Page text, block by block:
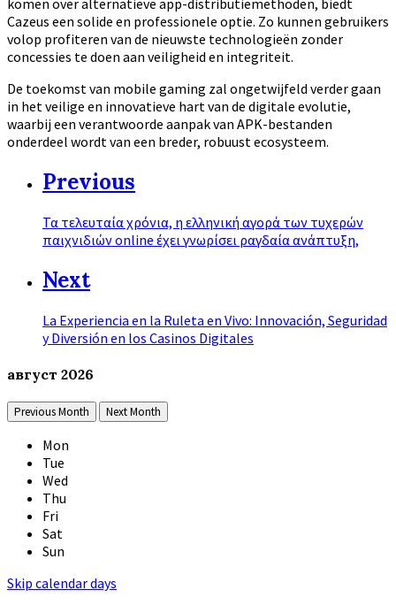
Cazeus een solide en professionele optie. Zo kunnen gebruikers
volop profiteren van de nieuwste technologieën zonder
concessies te doen aan veiligheid en integriteit.
De toekomst van mobile gaming zal ongetwijfeld verder gaan
in het veilige en innovatieve hart van de digitale evolutie,
waarbij een verantwoorde aanpak van APK-bestanden
onderdeel wordt van een breder, robuust ecosysteem.
Previous
Τα τελευταία χρόνια, η ελληνική αγορά των τυχερών
παιχνιδιών online έχει γνωρίσει ραγδαία ανάπτυξη,
Next
La Experiencia en la Ruleta en Vivo: Innovación, Seguridad
y Diversión en los Casinos Digitales
август 2026
Previous Month Next Month
Mon
Tue
Wed
Thu
Fri
Sat
Sun
Skip calendar days